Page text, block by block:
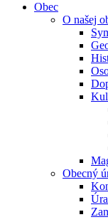
Obec
O našej
Obecný